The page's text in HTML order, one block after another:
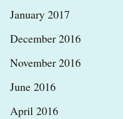
January 2017
December 2016
November 2016
June 2016
April 2016